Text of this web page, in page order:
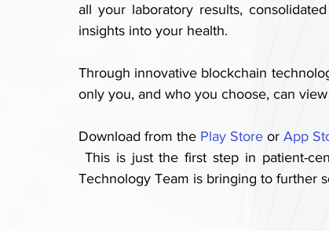
all your laboratory results,
insights into your health.
Through innovative blockchain
only you, and who you choose, can
Download from the Play Store or App
Technology Team is bringing to further